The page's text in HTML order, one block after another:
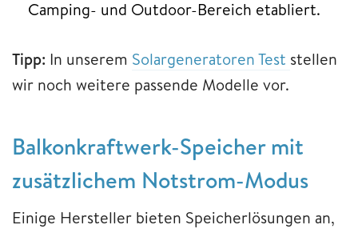
Camping- und Outdoor-Bereich etabliert.
Tipp: In unserem Solargeneratoren Test stellen
wir noch weitere passende Modelle vor.
Balkonkraftwerk-Speicher mit
zusätzlichem Notstrom-Modus
Einige Hersteller bieten Speicherlösungen an,